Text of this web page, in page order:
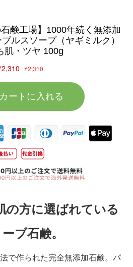
の方に選ばれている
ブ石鹸。
で作られた完全無添加石鹸。パ